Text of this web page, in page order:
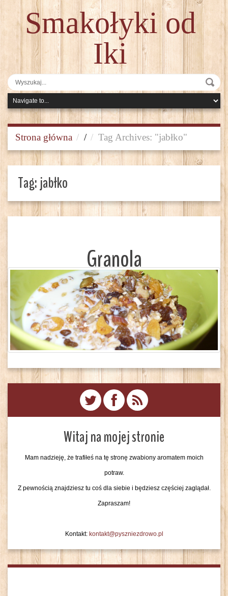
Smakołyki od
Iki
Strona główna / Tag Archives: "jabłko"
Tag:jabłko
Granola
Witaj na mojej stronie
Mam nadzieję, że trafiłeś na tę stronę zwabiony aromatem moich
potraw.
Z pewnością znajdziesz tu coś dla siebie i będziesz częściej zaglądał.
Zapraszam!
Kontakt: kontakt@pyszniezdrowo.pl